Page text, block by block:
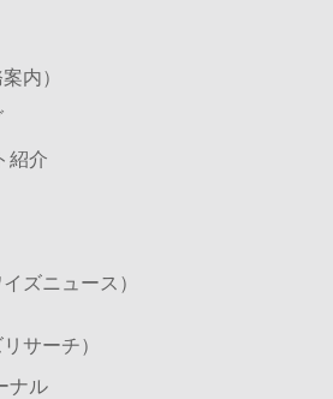
内）
紹介
ズニュース）
サーチ）
ナル